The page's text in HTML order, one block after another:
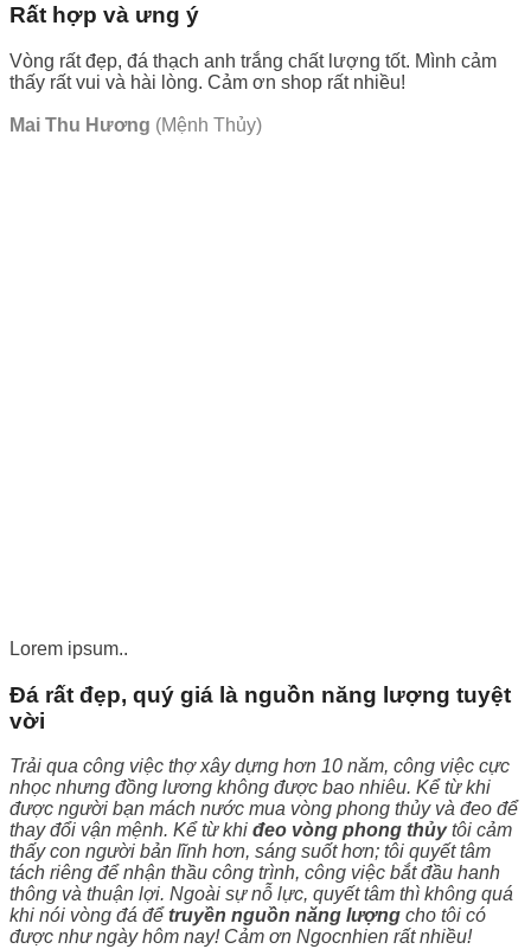
Rất hợp và ưng ý
Vòng rất đẹp, đá thạch anh trắng chất lượng tốt. Mình cảm
thấy rất vui và hài lòng. Cảm ơn shop rất nhiều!
Mai Thu Hương (Mệnh Thủy)
Lorem ipsum..
Đá rất đẹp, quý giá là nguồn năng lượng tuyệt
vời
Trải qua công việc thợ xây dựng hơn 10 năm, công việc cực
nhọc nhưng đồng lương không được bao nhiêu. Kể từ khi
được người bạn mách nước mua vòng phong thủy và đeo để
thay đổi vận mệnh. Kể từ khi đeo vòng phong thủytôi cảm
thấy con người bản lĩnh hơn, sáng suốt hơn; tôi quyết tâm
tách riêng để nhận thầu công trình, công việc bắt đầu hanh
thông và thuận lợi. Ngoài sự nỗ lực, quyết tâm thì không quá
khi nói vòng đá đểtruyền nguồn năng lượng cho tôi có
được như ngày hôm nay! Cảm ơn Ngocnhien rất nhiều!